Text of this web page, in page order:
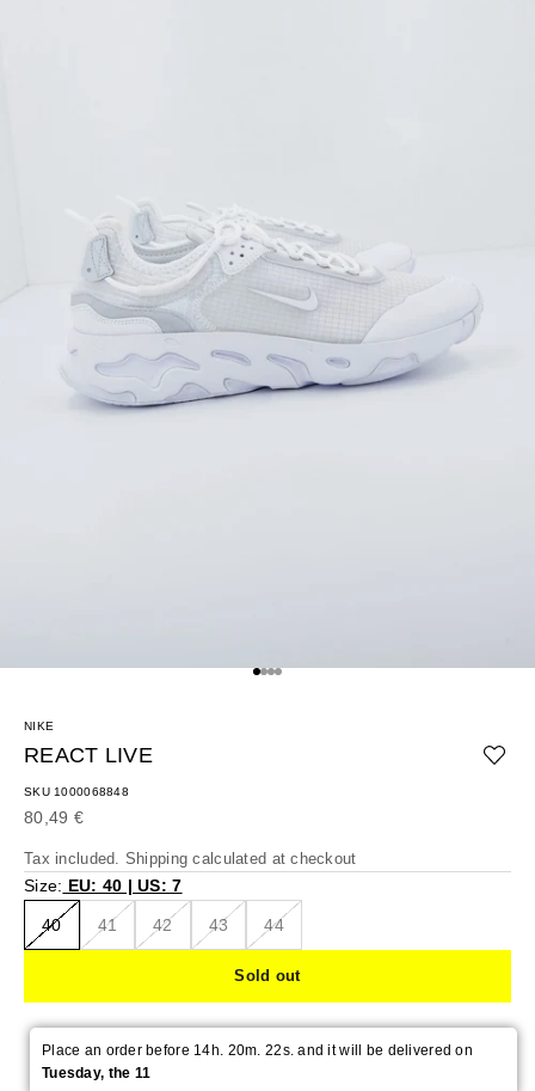
Go to item 1
Go to item 2
Go to item 3
Go to item 4
NIKE
REACT LIVE
SKU 1000068848
Sale price
80,49 €
Tax included. Shipping calculated at checkout
Size: EU: 40 | US: 7
40 41 42 43 44
Sold out
Place an order before 14h. 20m. 22s. and it will be delivered on
Tuesday, the 11